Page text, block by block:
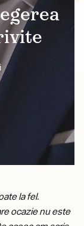
la fel.
ocazie nu este